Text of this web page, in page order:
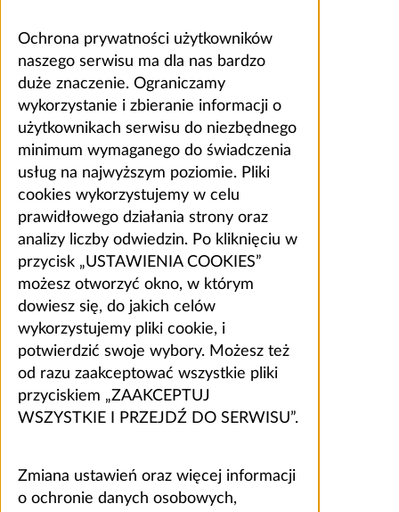
Ochrona prywatności użytkowników
naszego serwisu ma dla nas bardzo
duże znaczenie. Ograniczamy
wykorzystanie i zbieranie informacji o
użytkownikach serwisu do niezbędnego
minimum wymaganego do świadczenia
usług na najwyższym poziomie. Pliki
cookies wykorzystujemy w celu
prawidłowego działania strony oraz
analizy liczby odwiedzin. Po kliknięciu w
przycisk „USTAWIENIA COOKIES”
możesz otworzyć okno, w którym
dowiesz się, do jakich celów
wykorzystujemy pliki cookie, i
potwierdzić swoje wybory. Możesz też
od razu zaakceptować wszystkie pliki
przyciskiem „ZAAKCEPTUJ
WSZYSTKIE I PRZEJDŹ DO SERWISU”.
Zmiana ustawień oraz więcej informacji
o ochronie danych osobowych,